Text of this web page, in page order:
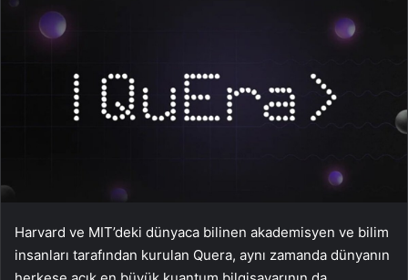
Harvard ve MIT’deki dünyaca bilinen akademisyen ve bilim
insanları tarafından kurulan Quera, aynı zamanda dünyanın